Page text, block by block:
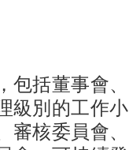
包括董事會、
級別的工作小
審核委員會、